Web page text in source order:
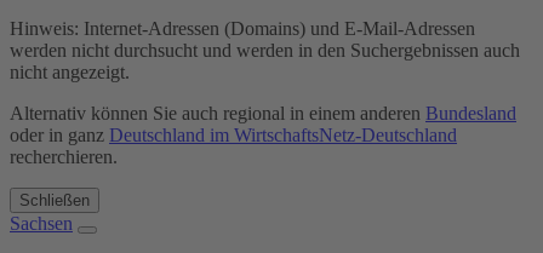
Hinweis: Internet-Adressen (Domains) und E-Mail-Adressen
werden nicht durchsucht und werden in den Suchergebnissen auch
nicht angezeigt.
Alternativ können Sie auch regional in einem anderen Bundesland
oder in ganz Deutschland im WirtschaftsNetz-Deutschland
recherchieren.
Schließen
Sachsen